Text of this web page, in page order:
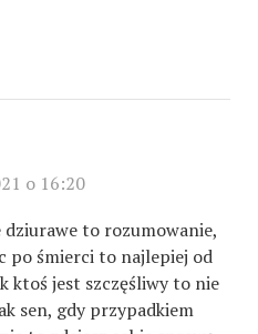
o 16:20
dziurawe to rozumowanie,
po śmierci to najlepiej od
ktoś jest szczęśliwy to nie
sen, gdy przypadkiem